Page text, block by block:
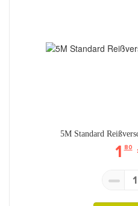
5M Standard
1 80
1